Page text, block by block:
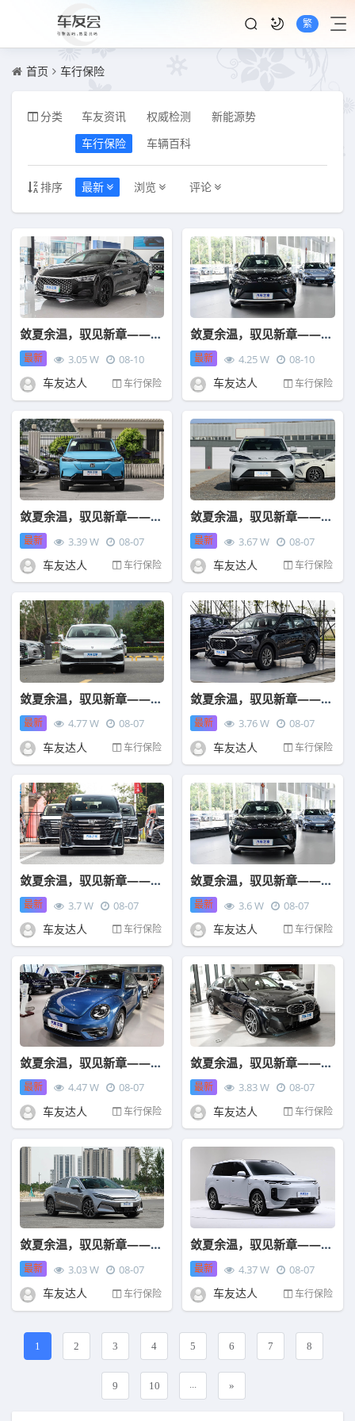
繁
首页 车行保险
分类 车友资讯 权威检测
新能源势
车行保险
车辆百科
排序 最新 浏览 评论
敛夏余温，驭见新章——中国人保携手宣城源浩汽车购车嘉年华
最新 3.05 W 08-10
车友达人 车行保险
敛夏余温，驭见新章——中国人保携手宣城丰迪汽车购车嘉年华
最新 4.25 W 08-10
车友达人 车行保险
敛夏余温，驭见新章——中国人保携手马鞍山伟鹏汽车购车嘉年华
最新 3.39 W 08-07
车友达人 车行保险
敛夏余温，驭见新章——中国人保携手马鞍山市顺迪汽车购车嘉年华
最新 3.67 W 08-07
车友达人 车行保险
敛夏余温，驭见新章——中国人保携手马鞍山市荣福汽车购车嘉年华
最新 4.77 W 08-07
车友达人 车行保险
敛夏余温，驭见新章——中国人保携手马鞍山市捷优汽车购车嘉年华
最新 3.76 W 08-07
车友达人 车行保险
敛夏余温，驭见新章——中国人保携手马鞍山市丰盛丰田汽车购车嘉年华
最新 3.7 W 08-07
车友达人 车行保险
敛夏余温，驭见新章——中国人保携手马鞍山市迪耀汽车购车嘉年华
最新 3.6 W 08-07
车友达人 车行保险
敛夏余温，驭见新章——中国人保携手马鞍山市澳众汽车购车嘉年华
最新 4.47 W 08-07
车友达人 车行保险
敛夏余温，驭见新章——中国人保携手马鞍山瑞宝汽车购车嘉年华
最新 3.83 W 08-07
车友达人 车行保险
敛夏余温，驭见新章——中国人保携手当涂县迪优汽车购车嘉年华
最新 3.03 W 08-07
车友达人 车行保险
敛夏余温，驭见新章——中国人保携手当涂县迪曜汽车购车嘉年华
最新 4.37 W 08-07
车友达人 车行保险
1 2 3 4 5 6 7 8
9 10 ... »